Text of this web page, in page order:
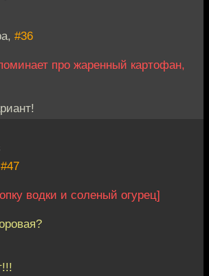
#36
про жаренный картофан,
#47
водки и соленый огурец]